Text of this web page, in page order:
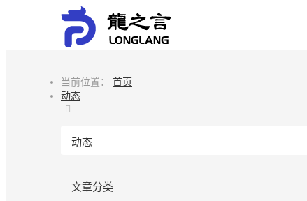
当前位置：
首页
动态
动态
文章分类